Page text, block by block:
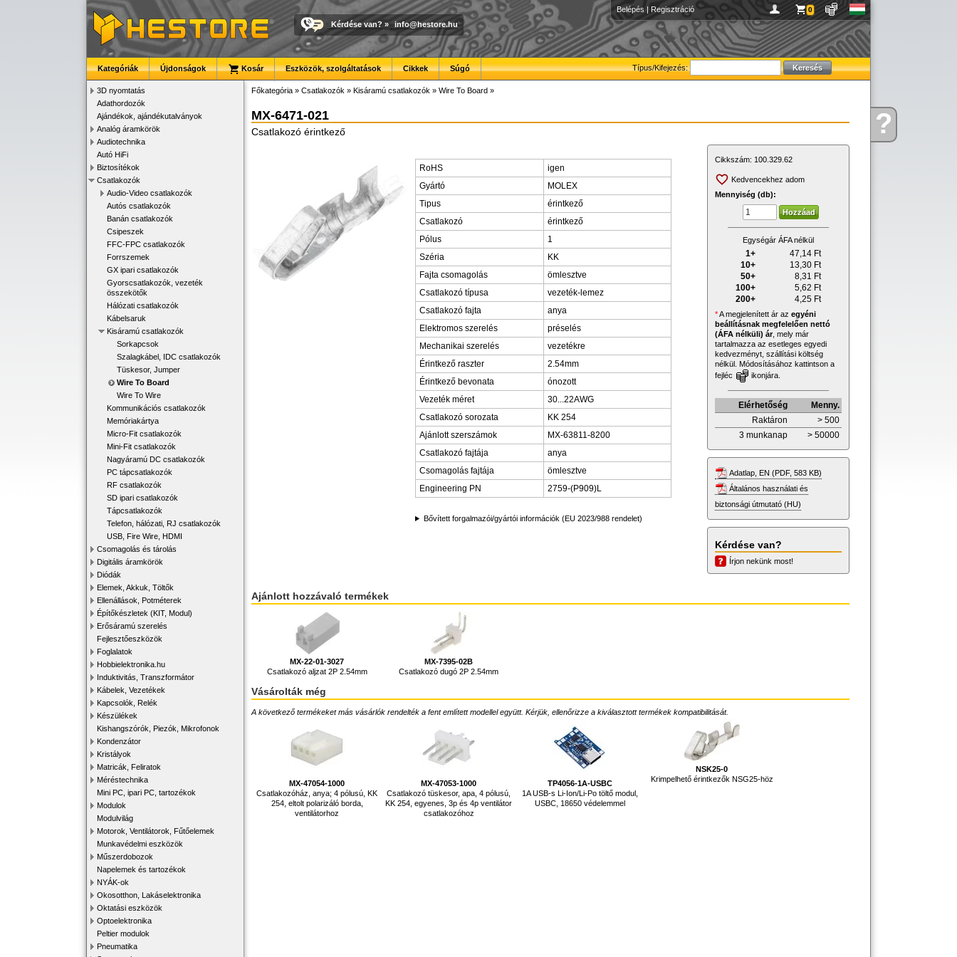
Kérdése?
Belépés | Regisztráció 0
Kérdése van? » info@hestore.hu
Típus/Kifejezés:
Kategóriák Újdonságok Kosár Eszközök, szolgáltatások Cikkek Súgó
3D nyomtatás
Adathordozók
Ajándékok, ajándékutalványok
Analóg áramkörök
Audiotechnika
Autó HiFi
Biztosítékok
Csatlakozók
Audio-Video csatlakozók
Autós csatlakozók
Banán csatlakozók
Csipeszek
FFC-FPC csatlakozók
Forrszemek
GX ipari csatlakozók
Gyorscsatlakozók, vezeték
összekötők
Hálózati csatlakozók
Kábelsaruk
Kisáramú csatlakozók
Sorkapcsok
Szalagkábel, IDC csatlakozók
Tüskesor, Jumper
Wire To Board
Wire To Wire
Kommunikációs csatlakozók
Memóriakártya
Micro-Fit csatlakozók
Mini-Fit csatlakozók
Nagyáramú DC csatlakozók
PC tápcsatlakozók
RF csatlakozók
SD ipari csatlakozók
Tápcsatlakozók
Telefon, hálózati, RJ csatlakozók
USB, Fire Wire, HDMI
Csomagolás és tárolás
Digitális áramkörök
Diódák
Elemek, Akkuk, Töltők
Ellenállások, Potméterek
Építőkészletek (KIT, Modul)
Erősáramú szerelés
Fejlesztőeszközök
Foglalatok
Hobbielektronika.hu
Induktivitás, Transzformátor
Kábelek, Vezetékek
Kapcsolók, Relék
Készülékek
Kishangszórók, Piezók, Mikrofonok
Kondenzátor
Kristályok
Matricák, Feliratok
Méréstechnika
Mini PC, ipari PC, tartozékok
Modulok
Modulvilág
Motorok, Ventilátorok, Fűtőelemek
Munkavédelmi eszközök
Műszerdobozok
Napelemek és tartozékok
NYÁK-ok
Okosotthon, Lakáselektronika
Oktatási eszközök
Optoelektronika
Peltier modulok
Pneumatika
Főkategória » Csatlakozók » Kisáramú csatlakozók » Wire To Board »
MX-6471-021
Csatlakozó érintkező
RoHS
igen
Gyártó
MOLEX
Tipus
érintkező
Csatlakozó
érintkező
Pólus
1
Széria
KK
Fajta csomagolás
ömlesztve
Csatlakozó típusa
vezeték-lemez
Csatlakozó fajta
anya
Elektromos szerelés
préselés
Mechanikai szerelés
vezetékre
Érintkező raszter
2.54mm
Érintkező bevonata
ónozott
Vezeték méret
30...22AWG
Csatlakozó sorozata
KK 254
Ajánlott szerszámok
MX-63811-8200
Csatlakozó fajtája
anya
Csomagolás fajtája
ömlesztve
Engineering PN
2759-(P909)L
Bővített forgalmazói/gyártói információk (EU 2023/988 rendelet)
Cikkszám: 100.329.62
Kedvencekhez adom
Mennyiség (db):
Egységár ÁFA nélkül
1+ 47,14 Ft
10+
13,30 Ft
50+
8,31 Ft
100+
5,62 Ft
200+
4,25 Ft
*A megjelenített ár az egyéni
beállításnak megfelelően nettó
(ÁFA nélküli) ár, mely már
tartalmazza az esetleges egyedi
kedvezményt, szállítási költség
nélkül. Módosításához kattintson a
fejléc
ikonjára.
Elérhetőség
Menny.
Raktáron
> 500
3 munkanap
> 50000
Adatlap, EN (PDF, 583 KB)
Általános használati és
biztonsági útmutató (HU)
Kérdése van?
Írjon nekünk most!
Ajánlott hozzávaló termékek
MX-22-01-3027
Csatlakozó aljzat 2P 2.54mm
MX-7395-02B
Csatlakozó dugó 2P 2.54mm
Vásárolták még
A következő termékeket más vásárlók rendelték a fent említett modellel együtt. Kérjük, ellenőrizze a kiválasztott termékek kompatibilitását.
MX-47054-1000
Csatlakozóház, anya; 4 pólusú, KK
254, eltolt polarizáló borda,
ventilátorhoz
MX-47053-1000
Csatlakozó tüskesor, apa, 4 pólusú,
KK 254, egyenes, 3p és 4p ventilátor
csatlakozóhoz
TP4056-1A-USBC
1A USB-s Li-Ion/Li-Po töltő modul,
USBC, 18650 védelemmel
NSK25-0
Krimpelhető érintkezők NSG25-höz